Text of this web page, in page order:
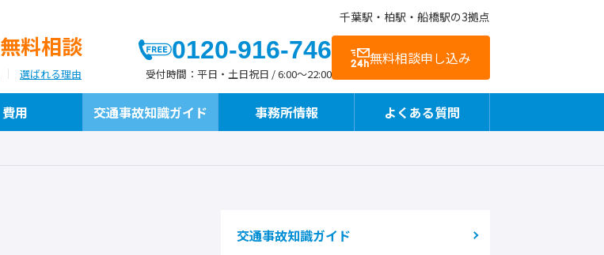
無料相談
千葉駅・柏駅・船橋駅の3拠点
選ばれる理由
0120-916-746
受付時間： 平日・土日祝日 / 6:00～22:00
無料相談申し込み
費用 交通事故知識ガイド 事務所情報 よくある質問
交通事故知識ガイド